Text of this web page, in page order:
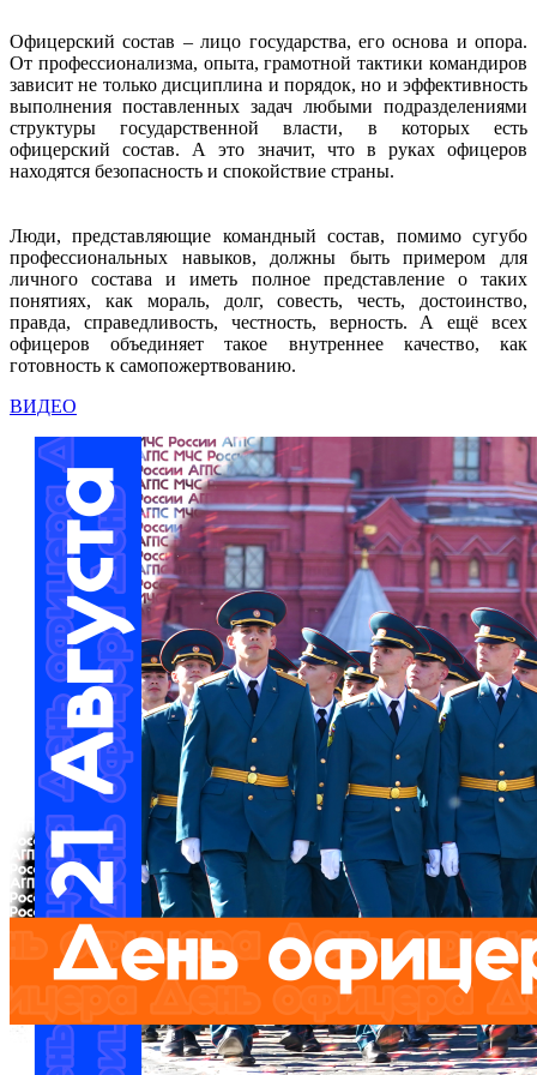
Офицерский состав – лицо государства, его основа и опора.
От профессионализма, опыта, грамотной тактики командиров
зависит не только дисциплина и порядок, но и эффективность
выполнения поставленных задач любыми подразделениями
структуры государственной власти, в которых есть
офицерский состав. А это значит, что в руках офицеров
находятся безопасность и спокойствие страны.
Люди, представляющие командный состав, помимо сугубо
профессиональных навыков, должны быть примером для
личного состава и иметь полное представление о таких
понятиях, как мораль, долг, совесть, честь, достоинство,
правда, справедливость, честность, верность. А ещё всех
офицеров объединяет такое внутреннее качество, как
готовность к самопожертвованию.
ВИДЕО